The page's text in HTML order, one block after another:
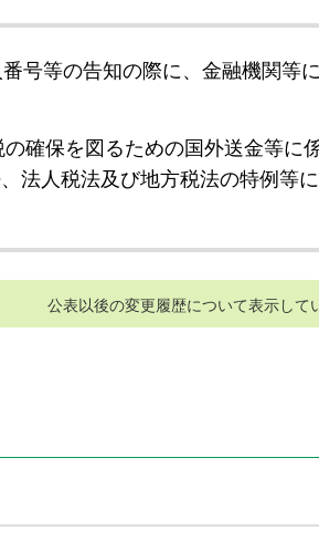
号等の告知の際に、金融機関等
確保を図るための国外送金等に
法人税法及び地方税法の特例等
公表以後の変更履歴について表示して